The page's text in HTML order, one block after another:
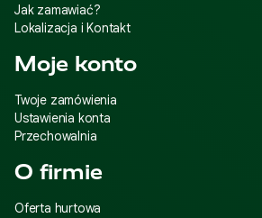
Jak zamawiać?
Lokalizacja i Kontakt
Moje konto
Twoje zamówienia
Ustawienia konta
Przechowalnia
O firmie
Oferta hurtowa